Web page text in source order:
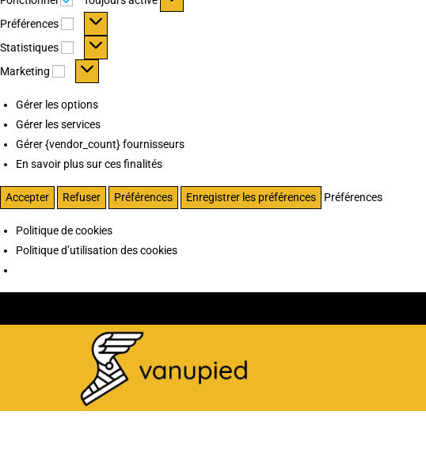
Préférences
Préférences
Statistiques Statistiques
Marketing Marketing
Gérer les options
Gérer les services
Gérer {vendor_count} fournisseurs
En savoir plus sur ces finalités
Accepter Refuser Préférences Enregistrer les préférences Préférences
Politique de cookies
Politique d’utilisation des cookies